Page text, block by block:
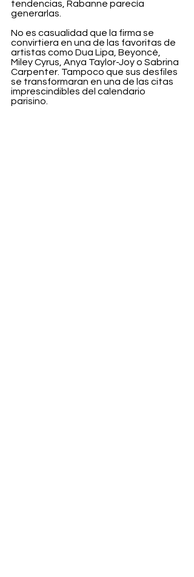
tendencias, Rabanne parecía
generarlas.
No es casualidad que la firma se
convirtiera en una de las favoritas de
artistas como Dua Lipa, Beyoncé,
Miley Cyrus, Anya Taylor-Joy o Sabrina
Carpenter. Tampoco que sus desfiles
se transformaran en una de las citas
imprescindibles del calendario
parisino.